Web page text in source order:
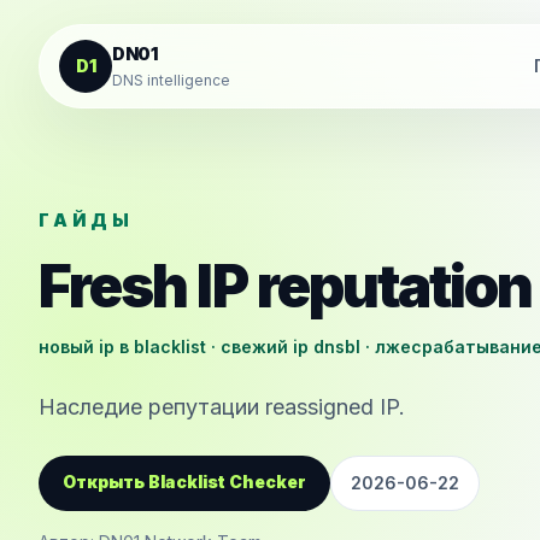
К содержанию
D1
DN01
DNS intelligence
ГАЙДЫ
Fresh IP reputation
новый ip в blacklist · свежий ip dnsbl ·
Наследие репутации reassigned IP.
Открыть Blacklist Checker 2026-06-22